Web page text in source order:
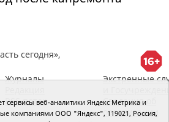
сегодня»,
Журналы
RSS поток
Экстренные
Сведения об
организации
сервисы веб-аналитики Яндекс Метрика и
компаниями ООО "Яндекс", 119021, Россия,